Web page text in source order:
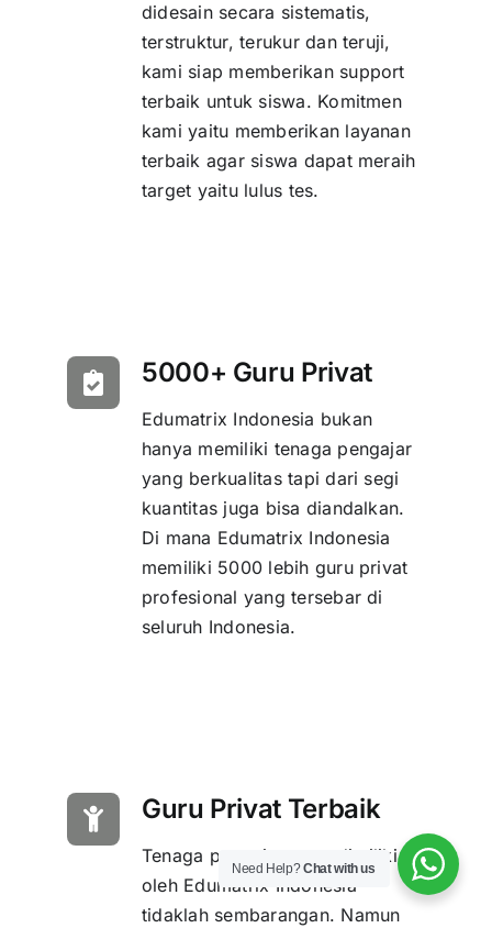
didesain secara sistematis,
terstruktur, terukur dan teruji,
kami siap memberikan support
terbaik untuk siswa. Komitmen
kami yaitu memberikan layanan
terbaik agar siswa dapat meraih
target yaitu lulus tes.
5000+ Guru Privat
Edumatrix Indonesia bukan
hanya memiliki tenaga pengajar
yang berkualitas tapi dari segi
kuantitas juga bisa diandalkan.
Di mana Edumatrix Indonesia
memiliki 5000 lebih guru privat
profesional yang tersebar di
seluruh Indonesia.
Guru Privat Terbaik
Tenaga pengajar yang dimiliki
oleh Edumatrix Indonesia
tidaklah sembarangan. Namun
Need Help?Chat with us